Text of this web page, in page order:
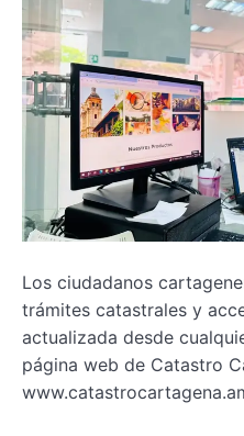
Los ciudadanos
trámites catastrales y
actualizada desde
página web de Catastro